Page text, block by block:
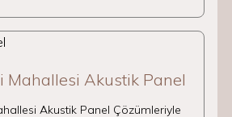
Mahallesi Akustik Panel
Akustik Panel Çözümleriyle